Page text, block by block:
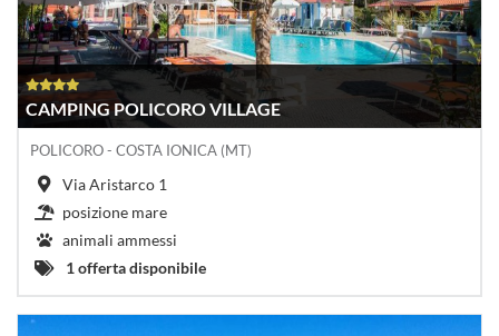
CAMPING POLICORO VILLAGE
POLICORO - COSTA IONICA (MT)
Via Aristarco 1
posizione mare
animali ammessi
1 offerta disponibile